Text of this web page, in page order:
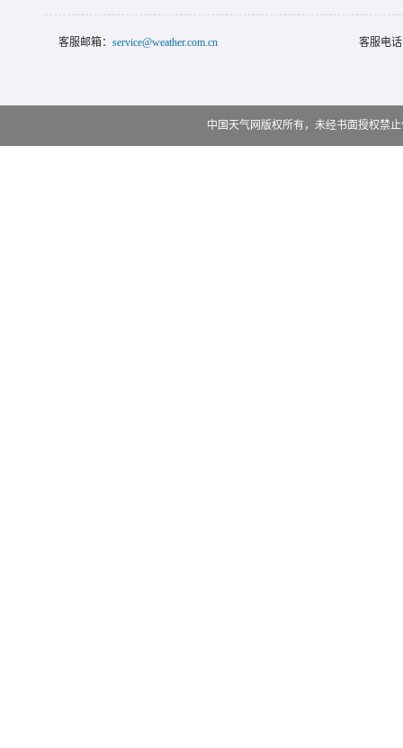
客服邮箱： service@weather.com.cn 客服电
中国天气网版权所有，未经书面授权